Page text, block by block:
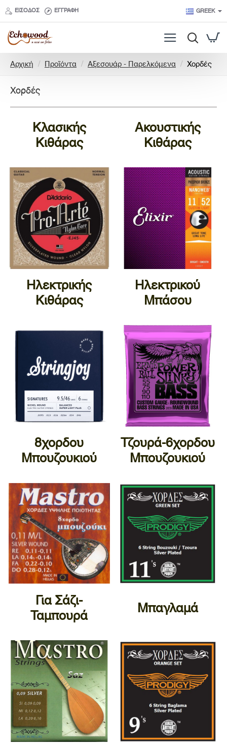
ΕΊΣΟΔΟΣ ΕΓΓΡΑΦΉ GREEK
Αρχική
m
e
Προϊόντα Αξεσουάρ - Παρελκόμενα Χορδές
Χορδές
Κλασικής
Κιθάρας
Ακουστικής
Κιθάρας
Ηλεκτρικής
Κιθάρας
Ηλεκτρικού
Μπάσου
8χορδου
Μπουζουκιού
Τζουρά-6χορδου
Μπουζουκιού
Για Σάζι-
Ταμπουρά Μπαγλαμά